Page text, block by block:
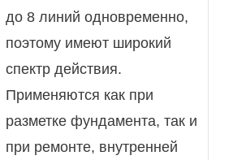
до 8 линий одновременно,
поэтому имеют широкий
спектр действия.
Применяются как при
разметке фундамента, так и
при ремонте, внутренней